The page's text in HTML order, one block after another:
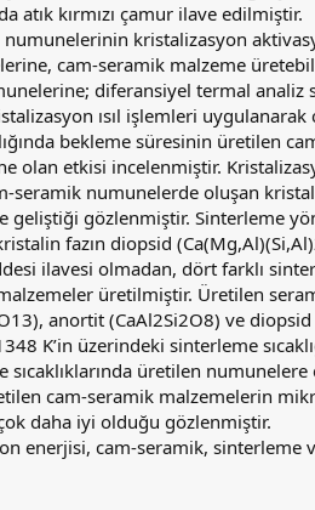
atık kırmızı çamur ilave edilmiştir.
kristalizasyon
cam-seramik malzeme
diferansiyel termal analiz
ısıl işlemleri
bekleme süresinin üretilen
olan etkisi incelenmiştir.
seramik numunelerde oluşan kristal
geliştiği gözlenmiştir. Sinterleme
fazın diopsid
ilavesi olmadan, dört farklı
malzemeler üretilmiştir. Üretilen
anortit (CaAl2Si2O8) ve diopsid
K’in üzerindeki sinterleme
üretilen
cam-seramik malzemelerin
daha iyi olduğu gözlenmiştir.
enerjisi, cam-seramik, sinterleme